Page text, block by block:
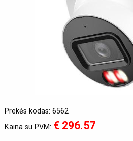
Prekės kodas: 6562
Kaina su PVM: € 296.57